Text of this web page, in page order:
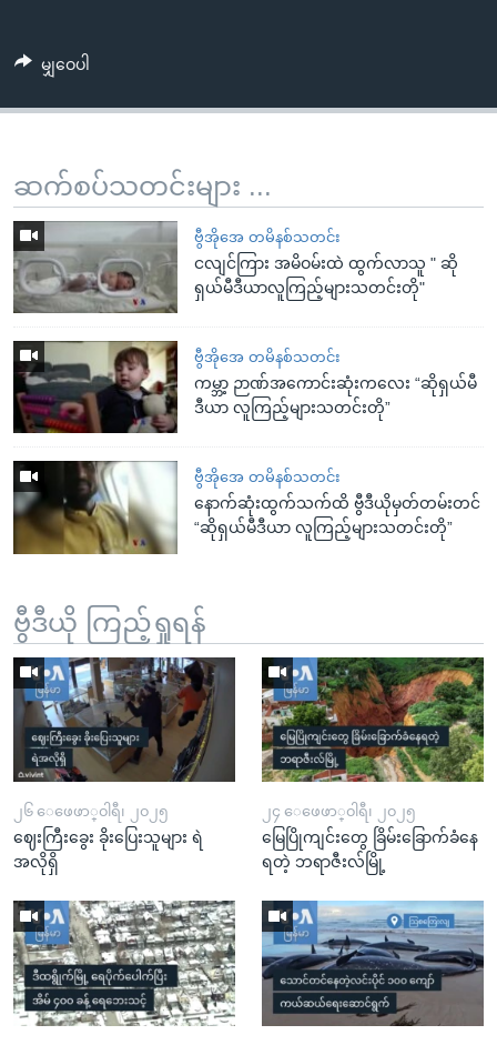
မျှဝေပါ
ဆက်စပ်သတင်းများ ...
ဗွီအိုအေ တမိနစ်သတင်း
ငလျင်ကြား အမိဝမ်းထဲ ထွက်လာသူ " ဆို
ရှယ်မီဒီယာလူကြည့်များသတင်းတို"
ဗွီအိုအေ တမိနစ်သတင်း
ကမ္ဘာ့ ဉာဏ်အကောင်းဆုံးကလေး “ဆိုရှယ်မီ
ဒီယာ လူကြည့်များသတင်းတို”
ဗွီအိုအေ တမိနစ်သတင်း
နောက်ဆုံးထွက်သက်ထိ ဗွီဒီယိုမှတ်တမ်းတင်
“ဆိုရှယ်မီဒီယာ လူကြည့်များသတင်းတို”
ဗွီဒီယို ကြည့်ရှုရန်
၂၆ ေဖေဖာ္၀ါရီ၊ ၂၀၂၅
ဈေးကြီးခွေး ခိုးပြေးသူများ ရဲ
အလိုရှိ
၂၄ ေဖေဖာ္၀ါရီ၊ ၂၀၂၅
မြေပြိုကျင်းတွေ ခြိမ်းခြောက်ခံနေ
ရတဲ့ ဘရာဇီးလ်မြို့